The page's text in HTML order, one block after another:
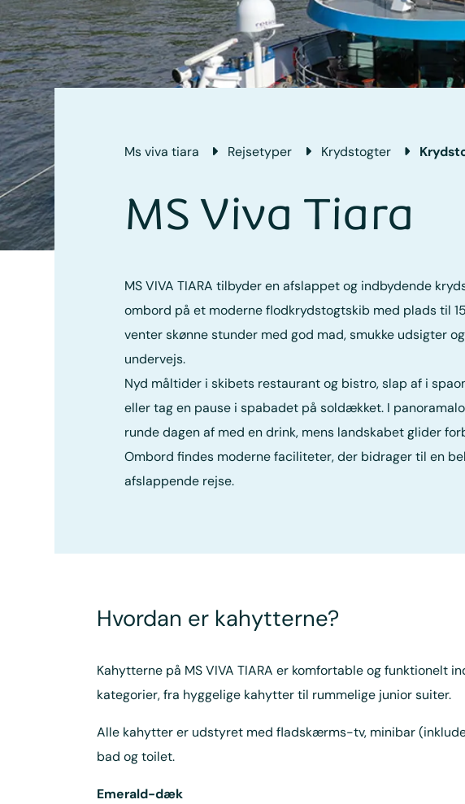
Ms viva tiara Rejsetyper Krydstogter
MS Viva Tiara
MS VIVA TIARA tilbyder en afslappet og indbydende
ombord på et moderne flodkrydstogtskib med plads til
venter skønne stunder med god mad, smukke udsigter
undervejs.
Nyd måltider i skibets restaurant og bistro, slap af i
eller tag en pause i spabadet på soldækket. I
runde dagen af med en drink, mens landskabet glider
Ombord findes moderne faciliteter, der bidrager til en
afslappende rejse.
Hvordan er kahytterne?
Kahytterne på MS VIVA TIARA er komfortable og funktionelt
kategorier, fra hyggelige kahytter til rummelige junior suiter.
Alle kahytter er udstyret med fladskærms-tv, minibar
bad og toilet.
Emerald-dæk